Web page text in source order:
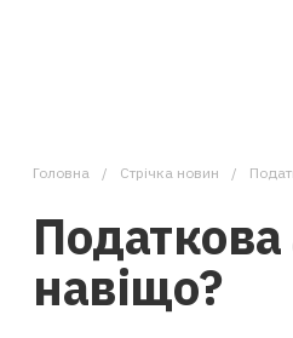
Головна Стрічка новин
Податкова
навіщо?